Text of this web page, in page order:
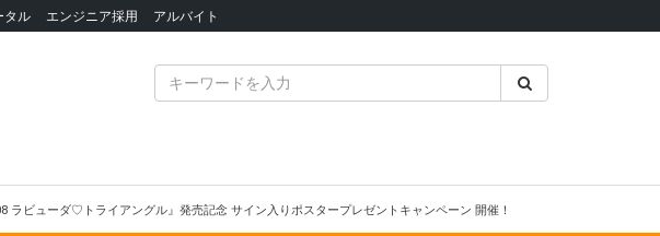
タル エンジニア採用 アルバイト
ラビューダ♡トライアングル』発売記念 サイン入りポスタープレゼントキャンペーン 開催！